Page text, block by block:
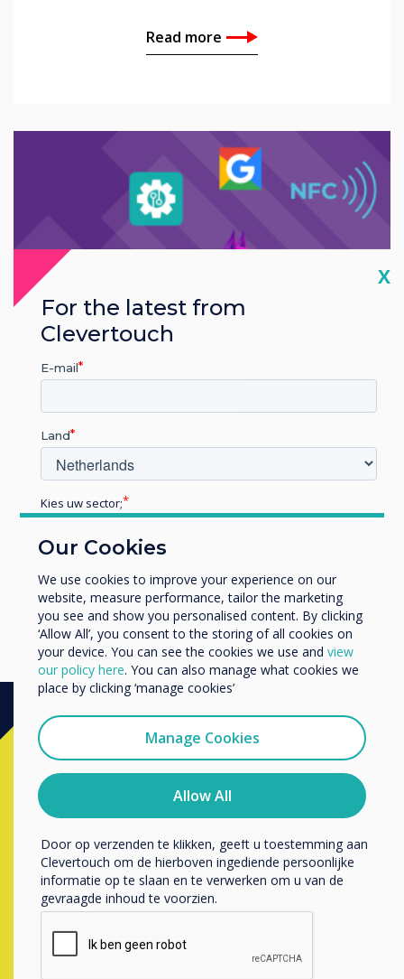
Read more
Blog | HEFE
Author:Nick Barker
Clevertouch Essential Features
and Support for HEFE
Read more
Direct kopen?
Neem contact op met een
Clevertouchspecialist door
onderstaande formulier in te vullen
vul dit formulier in
Our Cookies
We use cookies to improve your experience on our
website, measure performance, tailor the marketing
you see and show you personalised content. By clicking
‘Allow All’, you consent to the storing of all cookies on
your device. You can see the cookies we use and view
our policy here. You can also manage what cookies we
place by clicking ‘manage cookies’
Manage Cookies
Allow All
X
For the latest from
Clevertouch
E-mail
Land
Kies uw sector;
Zakelijke dienstverlening
Bedrijfsnaam
We willen graag contact met u opnemen over onze
producten en diensten (via e-mail, telefoon of post).
Ik ga ermee akkoord om berichten te ontvangen
van Clevertouch.
U kunt op elk moment afmelden voor berichten. Bekijk
ons privacybeleid voor meer informatie over hoe je af te
melden, onze privacypraktijken en hoe we ons inzetten
om uw privacy te beschermen en respecteren.
Door op verzenden te klikken, geeft u toestemming aan
Clevertouch om de hierboven ingediende persoonlijke
informatie op te slaan en te verwerken om u van de
gevraagde inhoud te voorzien.